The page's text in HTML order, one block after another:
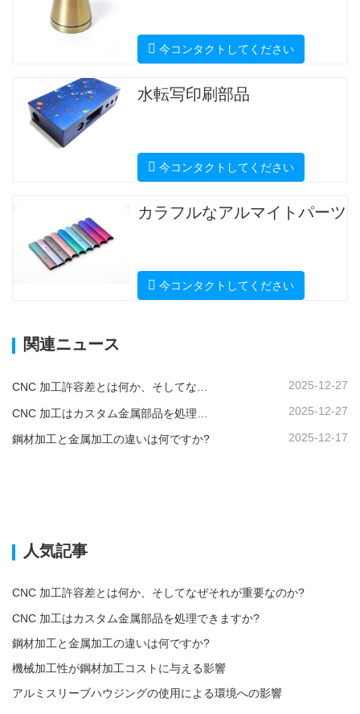
今コンタクトしてください
水転写印刷部品
今コンタクトしてください
カラフルなアルマイトパーツ
今コンタクトしてください
関連ニュース
CNC 加工許容差とは何か、そしてなぜそれが重要なのか? 2025-12-27
2025-12-27
鋼材加工と金属加工の違いは何ですか? 2025-12-17
人気記事
CNC 加工許容差とは何か、そしてなぜそれが重要なのか?
CNC 加工はカスタム金属部品を処理できますか?
鋼材加工と金属加工の違いは何ですか?
機械加工性が鋼材加工コストに与える影響
アルミスリーブハウジングの使用による環境への影響